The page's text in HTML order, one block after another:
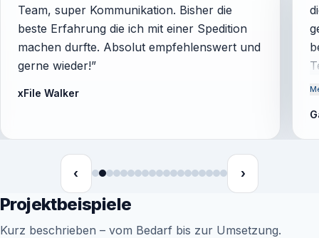
Team, super Kommunikation. Bisher die
beste Erfahrung die ich mit einer Spedition
machen durfte. Absolut empfehlenswert und
gerne wieder!”
xFile Walker
‹ ›
Projektbeispiele
Kurz beschrieben – vom Bedarf bis zur Umsetzung.